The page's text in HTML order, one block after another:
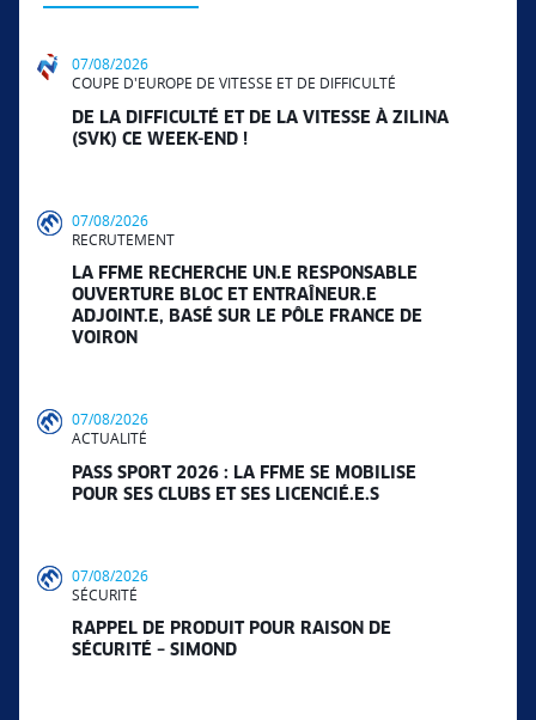
07/08/2026
COUPE D'EUROPE DE VITESSE ET DE DIFFICULTÉ
DE LA DIFFICULTÉ ET DE LA VITESSE À ZILINA
(SVK) CE WEEK-END !
07/08/2026
RECRUTEMENT
LA FFME RECHERCHE UN.E RESPONSABLE
OUVERTURE BLOC ET ENTRAÎNEUR.E
ADJOINT.E, BASÉ SUR LE PÔLE FRANCE DE
VOIRON
07/08/2026
ACTUALITÉ
PASS SPORT 2026 : LA FFME SE MOBILISE
POUR SES CLUBS ET SES LICENCIÉ.E.S
07/08/2026
SÉCURITÉ
RAPPEL DE PRODUIT POUR RAISON DE
SÉCURITÉ – SIMOND